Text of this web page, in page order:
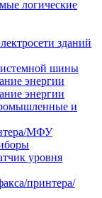
логические
зданий
шины
энергии
энергии
и
МФУ
уровня
принтера/